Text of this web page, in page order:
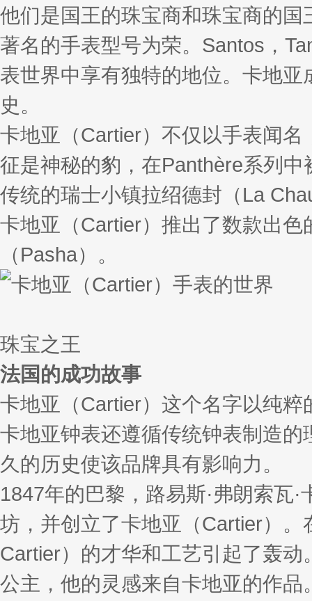
他们是国王的珠宝商和珠宝商的
著名的手表型号为荣。Santos，
表世界中享有独特的地位。卡地
史。
卡地亚（Cartier）不仅以手表闻
征是神秘的豹，在Panthère系列
传统的瑞士小镇拉绍德封（La
卡地亚（Cartier）推出了数款出
（Pasha）。
珠宝之王
法国的成功故事
卡地亚（Cartier）这个名字以纯
卡地亚钟表还遵循传统钟表制造
久的历史使该品牌具有影响力。
1847年的巴黎，路易斯·弗朗索瓦
坊，并创立了卡地亚（Cartier）。
Cartier）的才华和工艺引起了轰
公主，他的灵感来自卡地亚的作品